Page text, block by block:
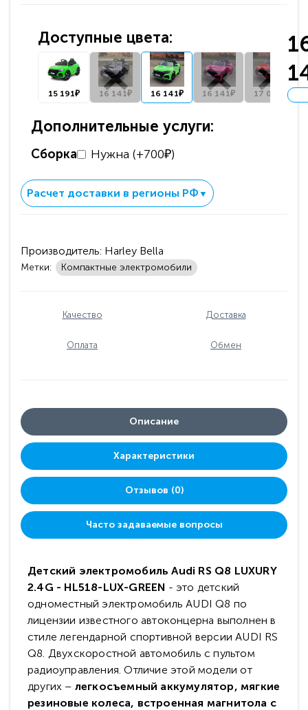
Доступные цвета:
15 191₽ 16 141₽ 16 141₽ 16 141₽ 17 091₽
Дополнительные услуги:
Сборка Нужна (+700₽)
Расчет доставки в регионы РФ ▼
Производитель: Harley Bella
Метки: Компактные электромобили
Качество Доставка
Оплата Обмен
Описание
Характеристики
Отзывов (0)
Часто задаваемые вопросы
Детский электромобиль Audi RS Q8 LUXURY
2.4G - HL518-LUX-GREEN - это детский
одноместный электромобиль AUDI Q8 по
лицензии известного автоконцерна выполнен в
стиле легендарной спортивной версии AUDI RS
Q8. Двухскоростной автомобиль с пультом
радиоуправления. Отличие этой модели от
других – легкосъемный аккумулятор, мягкие
резиновые колеса, встроенная магнитола с